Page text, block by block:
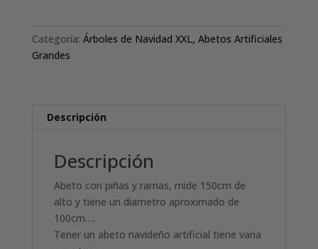
150cm
Categoría: Árboles de Navidad XXL, Abetos Artificiales
Grandes
Descripción
Descripción
Abeto con piñas y ramas, mide 150cm de
alto y tiene un diametro aproximado de
100cm….
Tener un abeto navideño artificial tiene varia